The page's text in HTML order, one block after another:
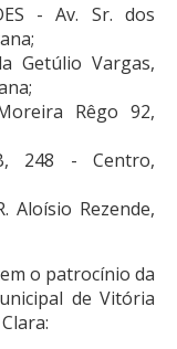
- Av. Sr. dos
Getúlio Vargas,
Rêgo 92,
248 - Centro,
Aloísio Rezende,
o patrocínio da
de Vitória